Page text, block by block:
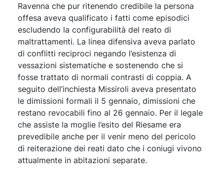
Ravenna che pur ritenendo credibile la persona
offesa aveva qualificato i fatti come episodici
escludendo la configurabilità del reato di
maltrattamenti. La linea difensiva aveva parlato
di conflitti reciproci negando l’esistenza di
vessazioni sistematiche e sostenendo che si
fosse trattato di normali contrasti di coppia. A
seguito dell’inchiesta Missiroli aveva presentato
le dimissioni formali il 5 gennaio, dimissioni che
restano revocabili fino al 26 gennaio. Per il legale
che assiste la moglie l’esito del Riesame era
prevedibile anche per il venir meno del pericolo
di reiterazione dei reati dato che i coniugi vivono
attualmente in abitazioni separate.